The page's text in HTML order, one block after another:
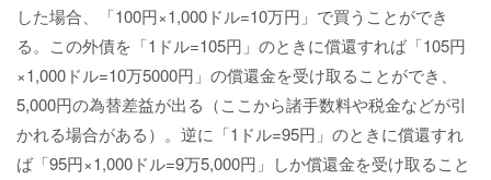
した場合、「100円×1,000ドル=10万円」で買うことができ
る。この外債を「1ドル=105円」のときに償還すれば「105円
×1,000ドル=10万5000円」の償還金を受け取ることができ、
5,000円の為替差益が出る（ここから諸手数料や税金などが引
かれる場合がある）。逆に「1ドル=95円」のときに償還すれ
ば「95円×1,000ドル=9万5,000円」しか償還金を受け取ること